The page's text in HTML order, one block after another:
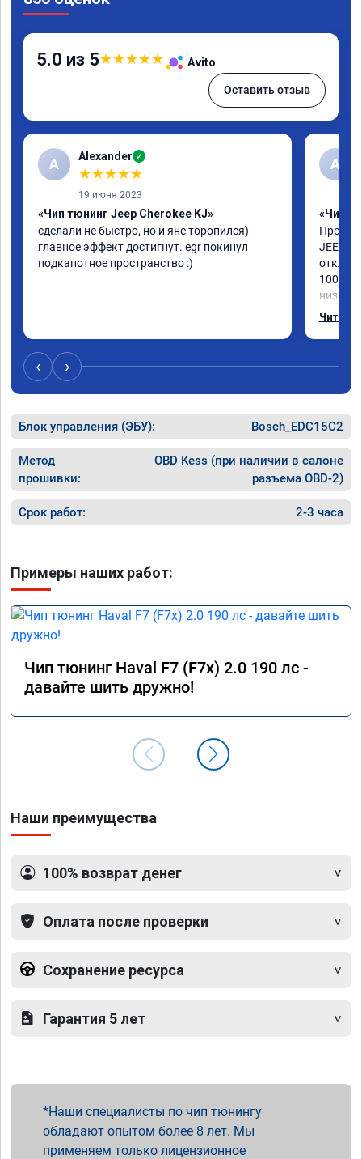
5.0 из 5★★★★★ Avito
Оставить отзыв
A Alexander ✓
★★★★★
19 июня 2023
«Чип тюнинг Jeep Cherokee KJ»
сделали не быстро, но и яне торопился)
главное эффект достигнут. egr покинул
подкапотное пространство :)
А
«Чип
JEEP
100%,
низах
Короче,
Читать
‹ ›
Блок управления (ЭБУ): Bosch_EDC15C2
Метод
прошивки:
OBD Kess (при наличии в салоне
разъема OBD-2)
Срок работ: 2-3 часа
Примеры наших работ:
Чип тюнинг Haval F7 (F7x) 2.0 190 лс -
давайте шить дружно!
Наши преимущества
100% возврат денег
Оплата после проверки
Сохранение ресурса
Гарантия 5 лет
Наши специалисты по чип тюнингу
обладают опытом более 8 лет. Мы
применяем только лицензионное